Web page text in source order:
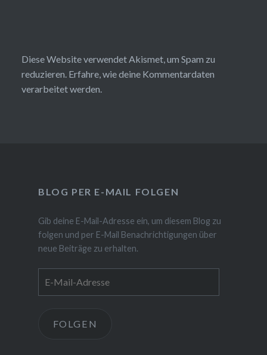
Diese Website verwendet Akismet, um Spam zu
reduzieren. Erfahre, wie deine Kommentardaten
verarbeitet werden.
BLOG PER E-MAIL FOLGEN
Gib deine E-Mail-Adresse ein, um diesem Blog zu
folgen und per E-Mail Benachrichtigungen über
neue Beiträge zu erhalten.
Mail-
FOLGEN